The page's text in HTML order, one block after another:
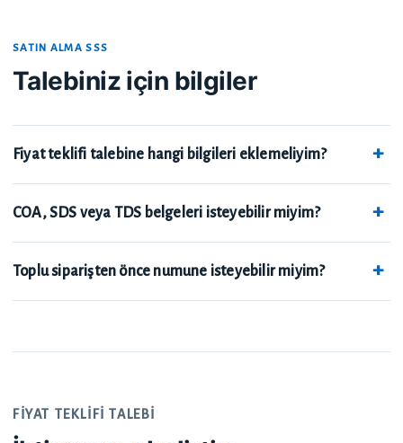
SATIN ALMA SSS
Talebiniz için bilgiler
Fiyat teklifi talebine hangi bilgileri eklemeliyim?
COA, SDS veya TDS belgeleri isteyebilir miyim?
Toplu siparişten önce numune isteyebilir miyim?
FIYAT TEKLIFI TALEBI